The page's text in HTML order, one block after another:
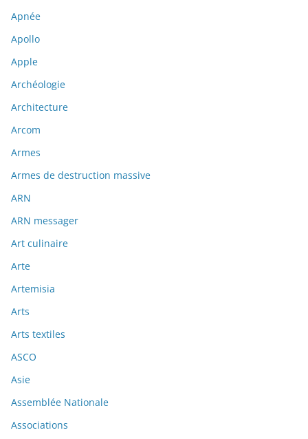
Apnée
Apollo
Apple
Archéologie
Architecture
Arcom
Armes
Armes de destruction massive
ARN
ARN messager
Art culinaire
Arte
Artemisia
Arts
Arts textiles
ASCO
Asie
Assemblée Nationale
Associations